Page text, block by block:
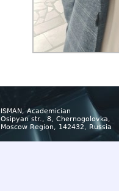
ISMAN, Academician
Osipyan str., 8, Chernogolovka,
Moscow Region, 142432, Russia